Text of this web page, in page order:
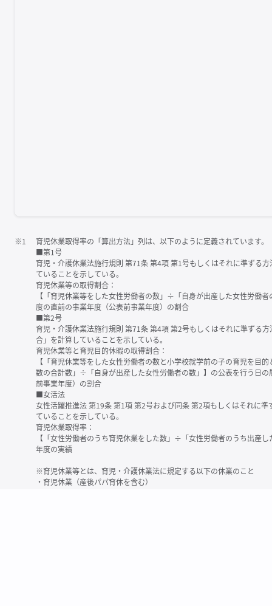
※1
育児休業取得率の「算出方法」列は、以下のように定義されています。
■第1号
育児・介護休業法施行規則 第71条 第4項 第1号もしくはそれに準ずる
ていることを示している。
育児休業等の取得割合：
【「育児休業等をした女性労働者の数」÷「自身が出産した女性労働
度の直前の事業年度（公表前事業年度）の割合
■第2号
育児・介護休業法施行規則 第71条 第4項 第2号もしくはそれに準ずる
合」を計算していることを示している。
育児休業等と育児目的休暇の取得割合：
【「育児休業等をした女性労働者の数と小学校就学前の子の育児を目
数の合計数」÷「自身が出産した女性労働者の数」】の公表を行う日
前事業年度）の割合
■女活法
女性活躍推進法 第19条 第1項 第2号および同条 第2項もしくはそれに
ていることを示している。
育児休業取得率：
【「女性労働者のうち育児休業をした数」÷「女性労働者のうち出産
年度の実績
※育児休業等とは、育児・介護休業法に規定する以下の休業のこと
・育児休業（産後パパ育休を含む）